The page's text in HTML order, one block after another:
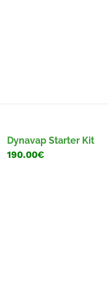
Dynavap Starter Kit
190.00€